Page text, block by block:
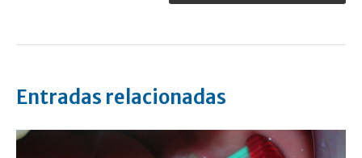
Entradas relacionadas